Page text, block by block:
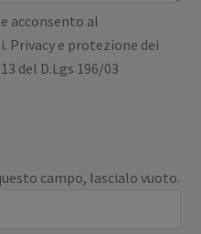
acconsento al
e protezione dei
del D.Lgs 196/03
campo, lascialo vuoto.